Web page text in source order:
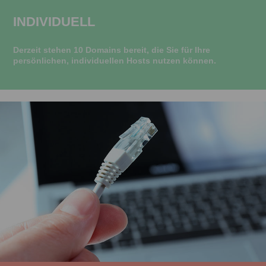
INDIVIDUELL
Derzeit stehen 10 Domains bereit, die Sie für Ihre
persönlichen, individuellen Hosts nutzen können.